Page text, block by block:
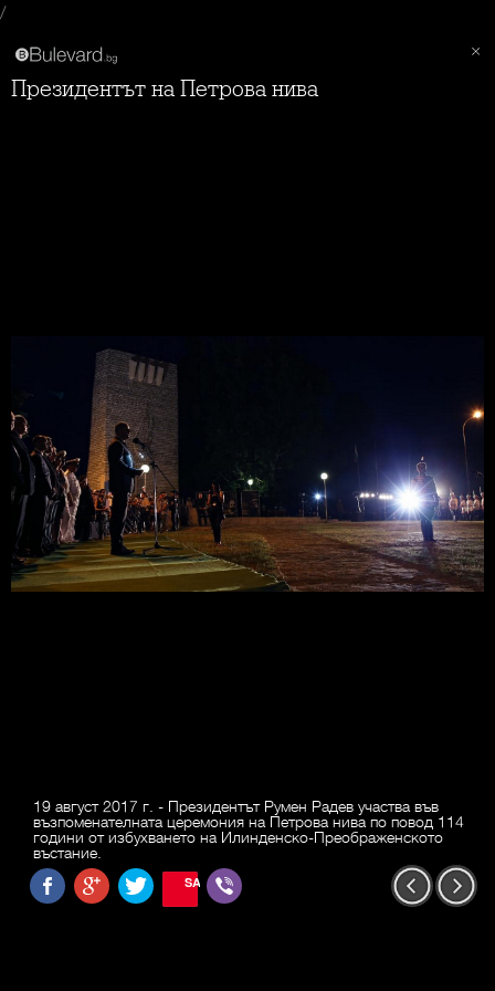
/
Президентът на Петрова нива
19 август 2017 г. - Президентът Румен Радев участва във
възпоменателната церемония на Петрова нива по повод 114
години от избухването на Илинденско-Преображенското
въстание.
SAVE